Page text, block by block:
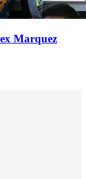
Marquez